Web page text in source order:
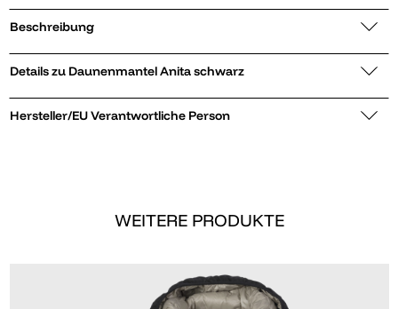
Beschreibung
Details zu Daunenmantel Anita schwarz
Hersteller/EU Verantwortliche Person
WEITERE PRODUKTE